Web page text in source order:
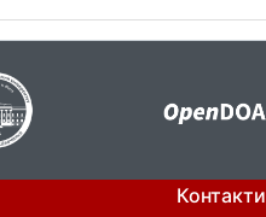
Контакти